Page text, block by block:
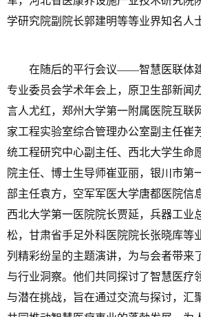
学研究院副院长郭建明等等业界知名人
在随后的平行会议——智慧医联体建
专业委员会学术年会上，原卫生部新闻
言人尤红，郑州大学第一附属医院互联
家工程实验室综合管理办公室副主任崔
统工程研究中心副主任、西北大学生命
院主任、博士生导师崔亚丽，银川市第
部主任袁方，空军军医大学唐都医院信
西北大学第一医院院长贾延，兵器工业
松，甘肃省手足外科医院院长张晓库等
列精彩纷呈的主题演讲，为与会者带来
与行业洞察。他们共同探讨了智慧医疗
与潜在挑战，旨在通过交流与探讨，汇